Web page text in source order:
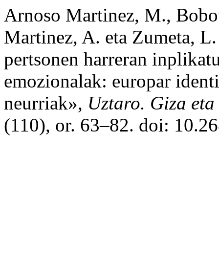
Arnoso Martinez, M.,
Martinez, A. eta Zumeta,
pertsonen harreran
emozionalak: europar
neurriak», Uztaro. Giza
(110), or. 63–82. doi: